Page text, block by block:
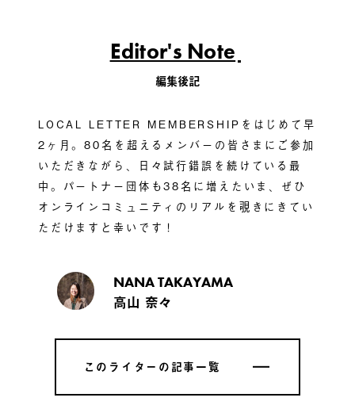
Editor's Note
編集後記
LOCAL LETTER MEMBERSHIPをはじめて早
2ヶ月。80名を超えるメンバーの皆さまにご参加
いただきながら、日々試行錯誤を続けている最
中。パートナー団体も38名に増えたいま、ぜひ
オンラインコミュニティのリアルを覗きにきてい
ただけますと幸いです！
NANA TAKAYAMA
高山 奈々
このライターの記事一覧
このライターの記事一覧